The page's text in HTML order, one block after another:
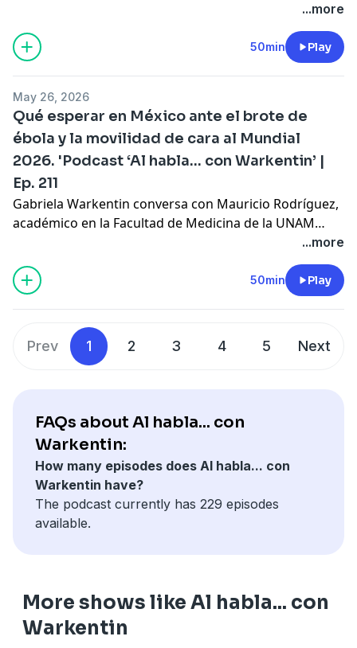
...more
50min Play
May 26, 2026
Qué esperar en México ante el brote de
ébola y la movilidad de cara al Mundial
2026. 'Podcast ‘Al habla... con Warkentin’ |
Ep. 211
Gabriela Warkentin conversa con Mauricio Rodríguez,
académico en la Facultad de Medicina de la UNAM
...more
50min Play
Prev 1 2 3 4 5 Next
FAQs about Al habla... con
Warkentin:
How many episodes does Al habla... con
Warkentin have?
The podcast currently has 229 episodes
available.
More shows like Al habla... con
Warkentin